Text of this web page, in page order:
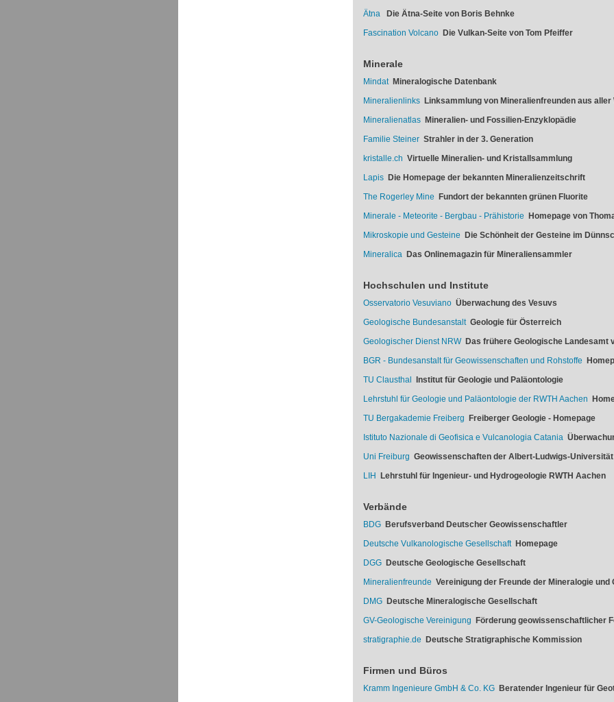
Ätna
Die Ätna-Seite von Boris Behnke
Fascination VolcanoDie Vulkan-Seite von Tom Pfeiffer
Minerale
MindatMineralogische Datenbank
MineralienlinksLinksammlung von Mineralienfreunden aus aller
MineralienatlasMineralien- und Fossilien-Enzyklopädie
Familie SteinerStrahler in der 3. Generation
kristalle.ch Virtuelle Mineralien- und Kristallsammlung
LapisDie Homepage der bekannten Mineralienzeitschrift
The Rogerley Mine Fundort der bekannten grünen Fluorite
Minerale - Meteorite - Bergbau - Prähistorie Homepage von
Mikroskopie und Gesteine Die Schönheit der Gesteine im
MineralicaDas Onlinemagazin für Mineraliensammler
Hochschulen und Institute
Osservatorio VesuvianoÜberwachung des Vesuvs
Geologische BundesanstaltGeologie für Österreich
Geologischer Dienst NRWDas frühere Geologische Landesamt
BGR - Bundesanstalt für Geowissenschaften und Rohstoffe
TU Clausthal
Institut für Geologie und Paläontologie
Lehrstuhl für Geologie und Paläontologie der RWTH Aachen
TU Bergakademie Freiberg Freiberger Geologie - Homepage
Istituto Nazionale di Geofisica e Vulcanologia Catania
Uni Freiburg Geowissenschaften der Albert-Ludwigs-
LIH
Lehrstuhl für Ingenieur- und Hydrogeologie RWTH Aachen
Verbände
BDGBerufsverband Deutscher Geowissenschaftler
Deutsche Vulkanologische GesellschaftHomepage
DGGDeutsche Geologische Gesellschaft
Mineralienfreunde Vereinigung der Freunde der Mineralogie und
DMGDeutsche Mineralogische Gesellschaft
GV-Geologische Vereinigung Förderung geowissenschaftlicher
stratigraphie.de Deutsche Stratigraphische Kommission
Firmen und Büros
Kramm Ingenieure GmbH & Co. KGBeratender Ingenieur für